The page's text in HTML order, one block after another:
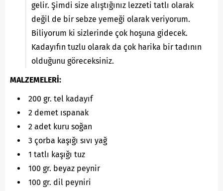
gelir. Şimdi size alıştığınız lezzeti tatlı olarak
değil de bir sebze yemeği olarak veriyorum.
Biliyorum ki sizlerinde çok hoşuna gidecek.
Kadayıfın tuzlu olarak da çok harika bir tadının
olduğunu göreceksiniz.
MALZEMELERİ:
200 gr. tel kadayıf
2 demet ıspanak
2 adet kuru soğan
3 çorba kaşığı sıvı yağ
1 tatlı kaşığı tuz
100 gr. beyaz peynir
100 gr. dil peyniri